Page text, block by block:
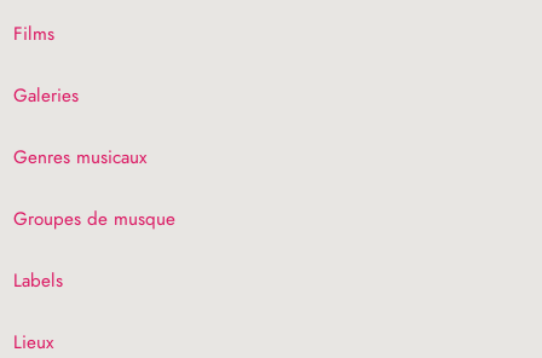
Films
Galeries
Genres musicaux
Groupes de musque
Labels
Lieux